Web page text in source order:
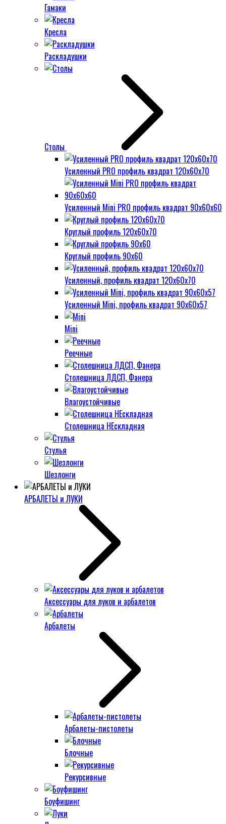
Гамаки
Кресла
Раскладушки
Столы
Усиленный PRO профиль квадрат 120х60х70
Усиленный Mini PRO профиль квадрат 90х60х60
Круглый профиль 120х60х70
Круглый профиль 90х60
Усиленный, профиль квадрат 120х60х70
Усиленный Mini, профиль квадрат 90х60х57
Mini
Реечные
Столешница ЛДСП, Фанера
Влагоустойчивые
Столешница НЕскладная
Стулья
Шезлонги
АРБАЛЕТЫ и ЛУКИ
Аксессуары для луков и арбалетов
Арбалеты
Арбалеты-пистолеты
Блочные
Рекурсивные
Боуфишинг